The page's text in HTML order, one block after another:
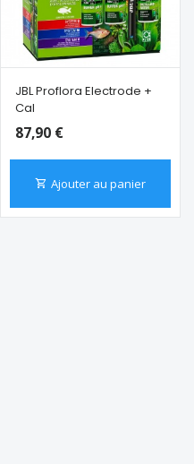
JBL Proflora Electrode +
Cal
87,90 €
Ajouter au panier